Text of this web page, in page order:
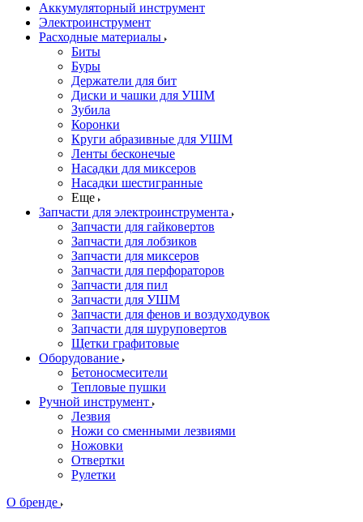
Аккумуляторный инструмент
Электроинструмент
Расходные материалы
Биты
Буры
Держатели для бит
Диски и чашки для УШМ
Зубила
Коронки
Круги абразивные для УШМ
Ленты бесконечые
Насадки для миксеров
Насадки шестигранные
Еще
Запчасти для электроинструмента
Запчасти для гайковертов
Запчасти для лобзиков
Запчасти для миксеров
Запчасти для перфораторов
Запчасти для пил
Запчасти для УШМ
Запчасти для фенов и воздуходувок
Запчасти для шуруповертов
Щетки графитовые
Оборудование
Бетоносмесители
Тепловые пушки
Ручной инструмент
Лезвия
Ножи со сменными лезвиями
Ножовки
Отвертки
Рулетки
О бренде